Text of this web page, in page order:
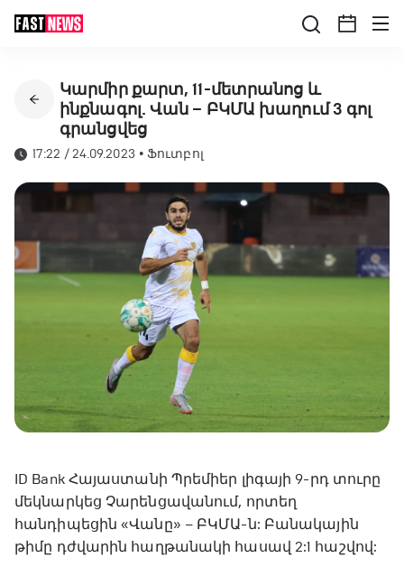
Կարմիր քարտ, 11-մետրանոց և
ինքնագոլ. Վան – ԲԿՄԱ խաղում 3 գոլ
գրանցվեց
17:22 / 24.09.2023 •Ֆուտբոլ
ID Bank Հայաստանի Պրեմիեր լիգայի 9-րդ տուրը
մեկնարկեց Չարենցավանում, որտեղ
հանդիպեցին «Վանը» – ԲԿՄԱ-ն: Բանակային
թիմը դժվարին հաղթանակի հասավ 2:1 հաշվով: